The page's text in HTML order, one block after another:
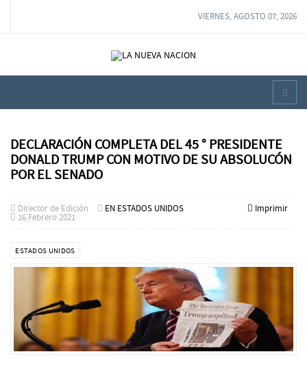
VIERNES, AGOSTO 07, 2026
DECLARACIÓN COMPLETA DEL 45 ° PRESIDENTE
DONALD TRUMP CON MOTIVO DE SU ABSOLUCÓN
POR EL SENADO
Imprimir
Director de Edición EN ESTADOS UNIDOS
16 Febrero 2021
ESTADOS UNIDOS